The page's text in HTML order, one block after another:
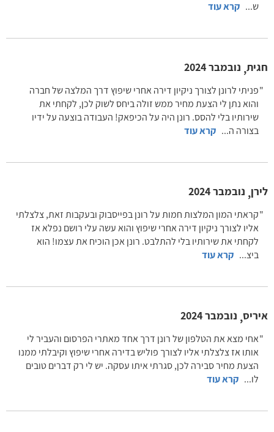
ש... קרא עוד
חגית, נובמבר 2024
פניתי לרונן לצורך ניקיון דירה אחרי שיפוץ דרך המלצה של חברה
והוא נתן לי הצעת מחיר ממש זולה ביחס לשוק לכן, לקחתי את
שירותיו בלי להסס. רונן היה על הכיפאק! העבודה בוצעה על ידיו
בצורה ה... קרא עוד
לירן, נובמבר 2024
קראתי המון המלצות חמות על רונן בפייסבוק ובעקבות זאת, צלצלתי
אליו לצורך ניקיון דירה אחרי שיפוץ והוא עשה עלי רושם נפלא אז
לקחתי את שירותיו בלי להתלבט. רונן אכן הוכיח את עצמו! הוא
ביצ... קרא עוד
איריס, נובמבר 2024
אחי מצא את הטלפון של רונן דרך אחד מאתרי הפרסום והעביר לי
אותו אז צלצלתי אליו לצורך פוליש בדירה אחרי שיפוץ וקיבלתי ממנו
הצעת מחיר סבירה לכן, סגרתי איתו עסקה. יש לי רק דברים טובים
לו... קרא עוד